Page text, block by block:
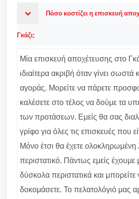
Πόσο κοστίζει η επισκευή
Γκάζι;
Μία επισκευή αποχέτευσης στο
ιδιαίτερα ακριβή όταν γίνει σωστά
αγοράς. Μορείτε να πάρετε
καλέσετε στο τέλος να δούμε τα
των προτάσεων. Εμείς θα σας
γρίφο για όλες τις επισκευές που
Μόνο έτσι θα έχετε ολοκληρωμένη
περιστατικό. Πάντως εμείς
δύσκολα περιστατικά και μπορείτε
δοκομάσετε. Το πελατολόγιό μας